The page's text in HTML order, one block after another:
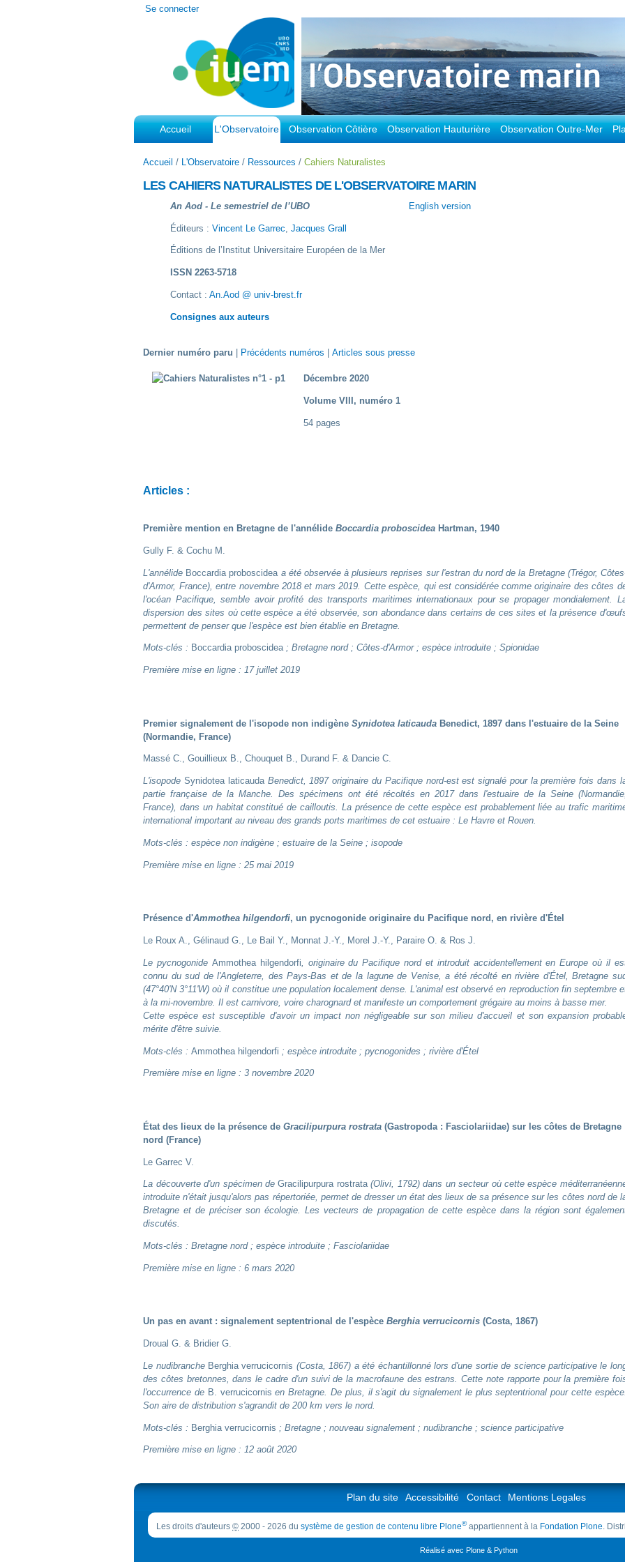
Outils
Se connecter
Accueil L'Observatoire Observation Côtière Observation Hauturière Observation Outre-Mer
Accueil / L'Observatoire / Ressources /Cahiers Naturalistes
LES CAHIERS NATURALISTES DE L'OBSERVATOIRE MARIN
An Aod - Le semestriel de l’UBO
Éditeurs : Vincent Le Garrec Jacques Grall
Éditions de l’Institut Universitaire Européen de la Mer
ISSN 2263-5718
Contact : An.Aod @ univ-brest.fr
Consignes aux auteurs
English version
Dernier numéro paru | Précédents numéros | Articles sous presse
Décembre 2020
Volume VIII, numéro 1
54 pages
Articles :
Première mention en Bretagne de l'annélideBoccardia proboscidea Hartman, 1940
Gully F. & Cochu M.
L'annélide Boccardia proboscidea a été observée à plusieurs reprises sur l'estran du nord de la Bretagne (Trégor,
d'Armor, France), entre novembre 2018 et mars 2019. Cette espèce, qui est considérée comme originaire des côtes
l'océan Pacifique, semble avoir profité des transports maritimes internationaux pour se propager mondialement.
dispersion des sites où cette espèce a été observée, son abondance dans certains de ces sites et la présence
permettent de penser que l'espèce est bien établie en Bretagne.
Mots-clés : Boccardia proboscidea; Bretagne nord ; Côtes-d'Armor ; espèce introduite ; Spionidae
Première mise en ligne : 17 juillet 2019
Premier signalement de l'isopode non indigèneSynidotea laticauda Benedict, 1897 dans l'estuaire de la Seine
(Normandie, France)
Massé C., Gouillieux B., Chouquet B., Durand F. & Dancie C.
L'isopode Synidotea laticaudaBenedict, 1897 originaire du Pacifique nord-est est signalé pour la première fois dans
partie française de la Manche. Des spécimens ont été récoltés en 2017 dans l'estuaire de la Seine (Normandie,
France), dans un habitat constitué de cailloutis. La présence de cette espèce est probablement liée au trafic
international important au niveau des grands ports maritimes de cet estuaire : Le Havre et Rouen.
Mots-clés : espèce non indigène ; estuaire de la Seine ; isopode
Première mise en ligne : 25 mai 2019
Présence d'Ammothea hilgendorfi, un pycnogonide originaire du Pacifique nord, en rivière d'Étel
Le Roux A., Gélinaud G., Le Bail Y., Monnat J.-Y., Morel J.-Y., Paraire O. & Ros J.
Le pycnogonide Ammothea hilgendorfi , originaire du Pacifique nord et introduit accidentellement en Europe où il
connu du sud de l'Angleterre, des Pays-Bas et de la lagune de Venise, a été récolté en rivière d'Étel, Bretagne
(47°40'N 3°11'W) où il constitue une population localement dense. L'animal est observé en reproduction fin septembre
à la mi-novembre. Il est carnivore, voire charognard et manifeste un comportement grégaire au moins à basse mer.
Cette espèce est susceptible d'avoir un impact non négligeable sur son milieu d'accueil et son expansion
mérite d'être suivie.
Mots-clés :Ammothea hilgendorfi ; espèce introduite ; pycnogonides ; rivière d'Étel
Première mise en ligne : 3 novembre 2020
État des lieux de la présence deGracilipurpura rostrata (Gastropoda : Fasciolariidae) sur les côtes de Bretagne
nord (France)
Le Garrec V.
La découverte d'un spécimen deGracilipurpura rostrata(Olivi, 1792) dans un secteur où cette espèce
introduite n'était jusqu'alors pas répertoriée, permet de dresser un état des lieux de sa présence sur les côtes nord de
Bretagne et de préciser son écologie. Les vecteurs de propagation de cette espèce dans la région sont
discutés.
Mots-clés : Bretagne nord ; espèce introduite ; Fasciolariidae
Première mise en ligne : 6 mars 2020
Un pas en avant : signalement septentrional de l'espèceBerghia verrucicornis (Costa, 1867)
Droual G. & Bridier G.
Le nudibranche Berghia verrucicornis (Costa, 1867) a été échantillonné lors d'une sortie de science participative le
des côtes bretonnes, dans le cadre d'un suivi de la macrofaune des estrans. Cette note rapporte pour la première
l'occurrence de B. verrucicornis en Bretagne. De plus, il s'agit du signalement le plus septentrional pour cette espèce.
Son aire de distribution s'agrandit de 200 km vers le nord.
Mots-clés : Berghia verrucicornis ; Bretagne ; nouveau signalement ; nudibranche ; science participative
Première mise en ligne : 12 août 2020
Plan du site Accessibilité Contact Mentions Legales
Les droits d'auteurs © 2000 - 2026 du système de gestion de contenu libre Plone®appartiennent à la Fondation Plone.
Réalisé avec Plone & Python